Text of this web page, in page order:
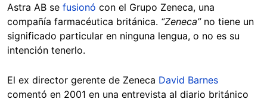
Astra AB se fusionó con el Grupo Zeneca, una
compañía farmacéutica británica. “Zeneca”no tiene un
significado particular en ninguna lengua, o no es su
intención tenerlo.
El ex director gerente de Zeneca David Barnes
comentó en 2001 en una entrevista al diario británico